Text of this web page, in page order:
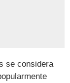
se considera